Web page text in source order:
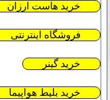
خرید هاست ارزان
فروشگاه اینترنتی
خرید گینر
خرید بلیط هواپیما